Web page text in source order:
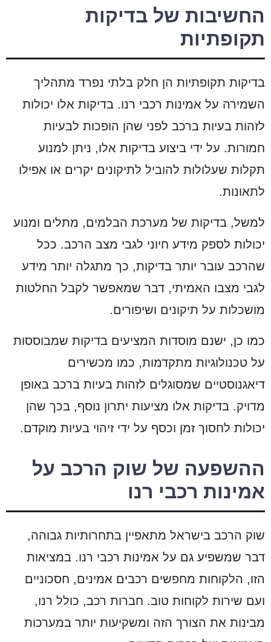
החשיבות של בדיקות
תקופתיות
בדיקות תקופתיות הן חלק בלתי נפרד מתהליך
השמירה על אמינות רכבי רנו. בדיקות אלו יכולות
לזהות בעיות ברכב לפני שהן הופכות לבעיות
חמורות. על ידי ביצוע בדיקות אלו, ניתן למנוע
תקלות שעלולות להוביל לתיקונים יקרים או אפילו
לתאונות.
למשל, בדיקות של מערכת הבלמים, מתלים ומנוע
יכולות לספק מידע חיוני לגבי מצב הרכב. ככל
שהרכב עובר יותר בדיקות, כך מתגלה יותר מידע
לגבי מצבו האמיתי, דבר שמאפשר לקבל החלטות
מושכלות על תיקונים ושיפורים.
כמו כן, ישנם מוסדות המציעים בדיקות שמבוססות
על טכנולוגיות מתקדמות, כמו מכשירים
דיאגנוסטיים שמסוגלים לזהות בעיות ברכב באופן
מדויק. בדיקות אלו מציעות יתרון נוסף, בכך שהן
יכולות לחסוך זמן וכסף על ידי זיהוי בעיות מוקדם.
ההשפעה של שוק הרכב על
אמינות רכבי רנו
שוק הרכב בישראל מתאפיין בתחרותיות גבוהה,
דבר שמשפיע גם על אמינות רכבי רנו. במציאות
הזו, הלקוחות מחפשים רכבים אמינים, חסכוניים
ועם שירות לקוחות טוב. חברות רכב, כולל רנו,
מבינות את הצורך הזה ומשקיעות יותר במערכות